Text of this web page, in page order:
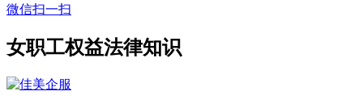
微信扫一扫
女职工权益法律知识